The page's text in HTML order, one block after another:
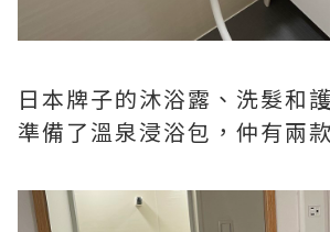
日本牌子的沐浴露、洗髮和
準備了溫泉浸浴包，仲有兩